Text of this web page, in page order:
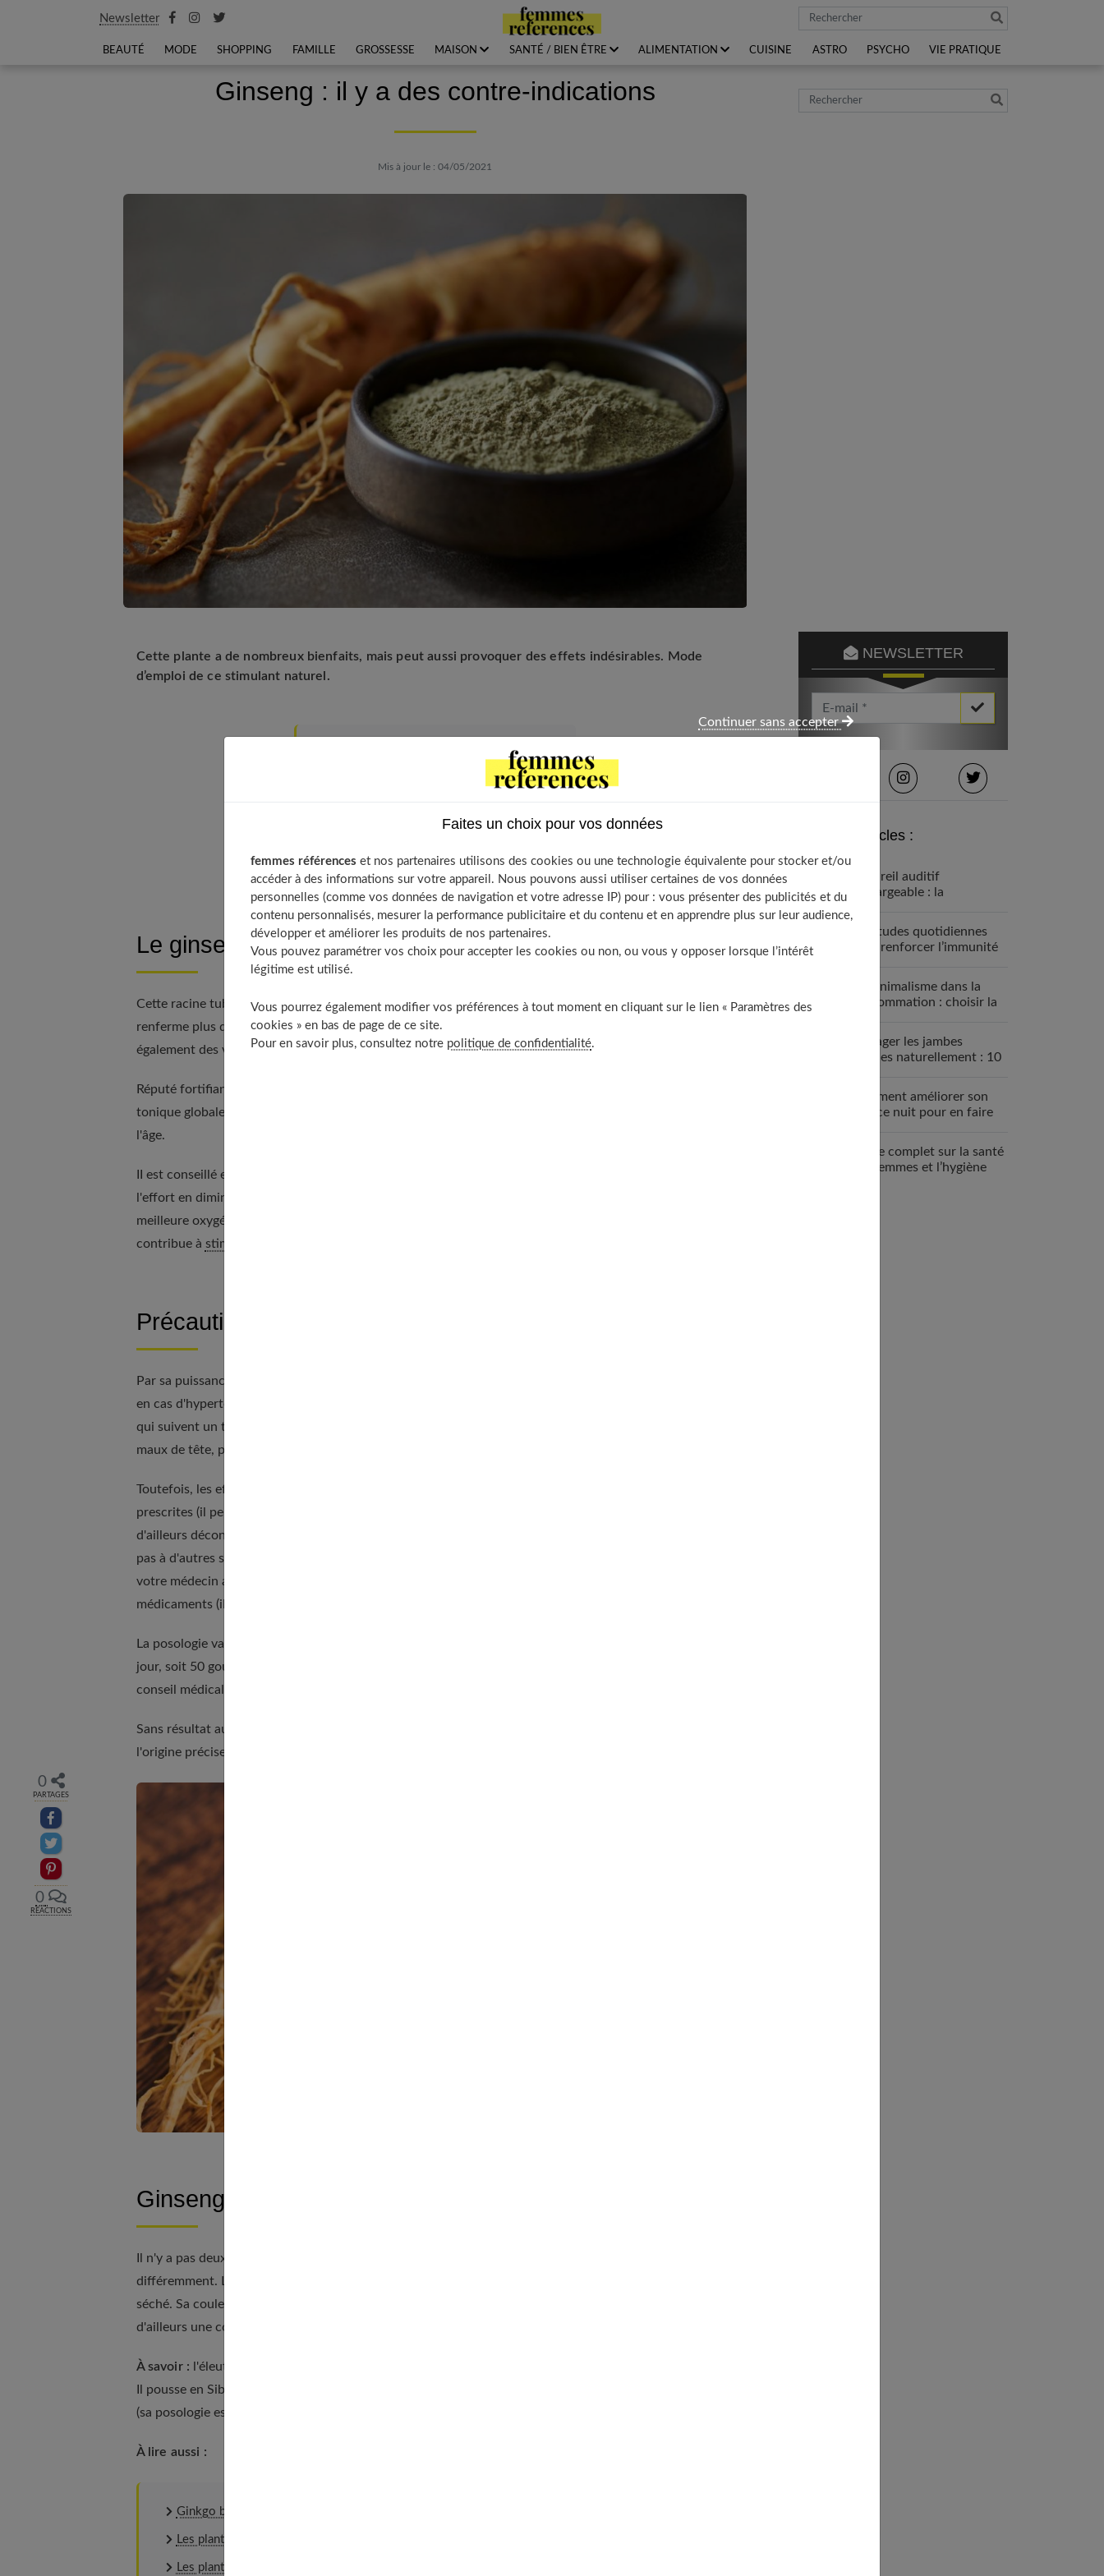
Newsletter Rechercher
BEAUTÉ MODE SHOPPING FAMILLE GROSSESSE MAISON SANTÉ / BIEN ÊTRE ALIMENTATION CUISINE ASTRO PSYCHO VIE PRATIQUE
Ginseng : il y a des contre-indications
Mis à jour le : 04/05/2021
Cette plante a de nombreux bienfaits, mais peut aussi provoquer des effets indésirables. Mode
d’emploi de ce stimulant naturel.
0
PARTAGES
Partager sur facebook
Partager sur Twitter
Epingler sur Pinterest
0
RÉACTIONS
Le ginseng : Originaire de Chine et de Corée
Ginseng : Blanc ou rouge ?
Le ginseng : Originaire de Chine et de Corée
Cette racine tubéreuse, appelée « racine de longue vie », est originaire de Chine et de Corée. Elle
renferme plus de quatorze variétés de « ginsénosides », ses principes actifs principaux. Elle contient
également des vitamines du groupe B, de la vitamine C, desoligoélémentset des acides aminés.
Réputé fortifiant, revitalisant et dynamisant des réactions naturelles de défense, le ginseng a une action
tonique globale sur l'organisme : il améliore les performances intellectuelles et physiques quel que soit
l'âge.
II est conseillé en cas de fatigue, de surmenage, de convalescence. Il permet une meilleure adaptation à
l'effort en diminuant les douleurs musculaires et le taux d'acide lactique dans le sang, et en assurant une
meilleure oxygénation des muscles. De plus, en augmentant la sécrétion des corticosurrénales, il
contribue à stimuler la libido.
Précautions à prendre
Par sa puissance d'action importante, le ginseng doit être utilisé avec précaution. II est contre-indiqué
en cas d'hypertension artérielle, maladie cardiovasculaire, insomnie avant la puberté, et chez les femmes
qui suivent un traitement hormonal substitutif. Il peut élever la tension artérielle et entraîner vertiges,
maux de tête, palpitations, saignements de nez.
Toutefois, les effets secondaires ne sont pas fréquents. Pour les éviter, ne dépassez pas les doses
prescrites (il peut y avoir des signes de nervosité, d'agitation, d'insomnie). Très stimulant, le ginseng est
d'ailleurs déconseillé aux personnes ayant des troubles du sommeil. En cas de nervosité, ne l'associez
pas à d'autres stimulants, comme le cola ou le café. En cas de traitement médical, demandez conseil à
votre médecin avant de prendre du ginseng, car il peut y avoir une interaction avec certains
médicaments (il accroît notamment l'action des antidiabétiques).
La posologie varie selon les formes utilisées. Forme fraîche (extrait fluide, teinture-mère...) : 3 à 5 g par
jour, soit 50 gouttes. Extrait sec : commencez par 25 mg et augmentez à 100 mg, voire davantage sur
conseil médical. À prendre de préférence le matin, pendant un mois minimum et six mois maximum.
Sans résultat au bout d'un mois, il faut consulter un phytothérapeute et un médecin pour connaître
l'origine précise des symptômes.
Ginseng : Blanc ou rouge ?
Il n'y a pas deux espèces de ginseng, l'un blanc, l'autre rouge : il s'agit de la même racine préparée
différemment. Le ginseng blanc est seulement séché. Le rouge est préalablement chauffé avant d'être
séché. Sa couleur provient des sucres, les ginsénosides, qui caramélisent sous l'action de la chaleur. Il a
d'ailleurs une coloration plus ou moins marquée selon son degré de chauffage.
À savoir :
l'éleuthérocoque, ou ginseng russe, appartient à la même famille que le ginseng, les araliacées.
Il pousse en Sibérie, sa racine est revitalisante et améliore les performances physiques et intellectuelles
(sa posologie est la même). En Russie, elle est prescrite aux cosmonautes et aux athlètes olympiques.
À lire aussi :
Ginkgo biloba : l'arbre aux multiples vertus
Les plantes anti-fatigue : zoom sur ces tonifiantes
Les plantes adaptogènes pour lutter contre le stress
Rechercher
NEWSLETTER
Votre Email *
Derniers articles :
Appareil auditif
rechargeable : la
Habitudes quotidiennes
pour renforcer l’immunité
Le minimalisme dans la
consommation : choisir la
Soulager les jambes
lourdes naturellement : 10
Comment améliorer son
espace nuit pour en faire
Guide complet sur la santé
des femmes et l’hygiène
Faites un choix pour vos données
femmes références et nos partenaires utilisons des cookies ou une technologie équivalente pour stocker et/ou
accéder à des informations sur votre appareil. Nous pouvons aussi utiliser certaines de vos données
personnelles (comme vos données de navigation et votre adresse IP) pour : vous présenter des publicités et du
contenu personnalisés, mesurer la performance publicitaire et du contenu et en apprendre plus sur leur audience,
développer et améliorer les produits de nos partenaires.
Vous pouvez paramétrer vos choix pour accepter les cookies ou non, ou vous y opposer lorsque l’intérêt
légitime est utilisé.
Vous pourrez également modifier vos préférences à tout moment en cliquant sur le lien « Paramètres des
cookies » en bas de page de ce site.
Pour en savoir plus, consultez notre politique de confidentialité.
Continuer sans accepter